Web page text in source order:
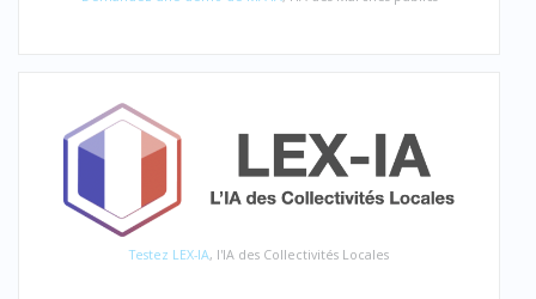
Testez LEX-IA, l'IA des Collectivités Locales